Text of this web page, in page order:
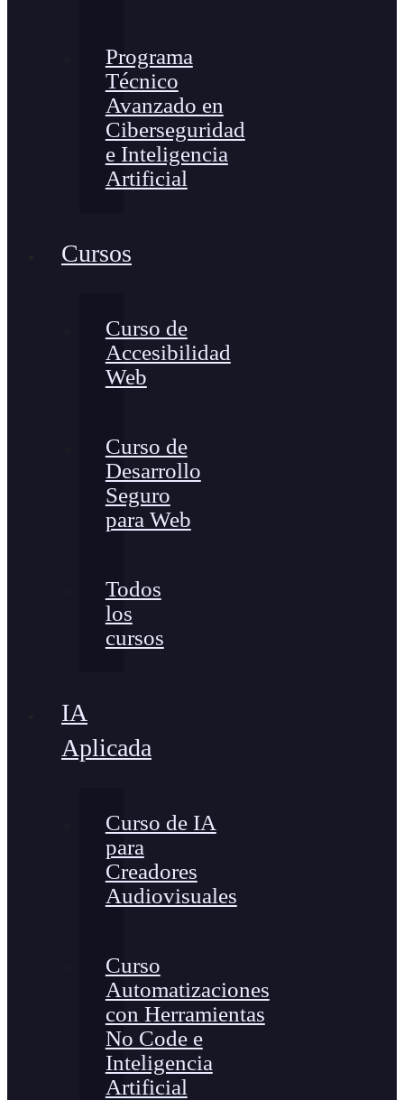
Programa
Técnico
Avanzado en
Ciberseguridad
e Inteligencia
Artificial
Cursos
Curso de
Accesibilidad
Web
Curso de
Desarrollo
Seguro
para Web
Todos
los
cursos
IA
Aplicada
Curso de IA
para
Creadores
Audiovisuales
Curso
Automatizaciones
con Herramientas
No Code e
Inteligencia
Artificial